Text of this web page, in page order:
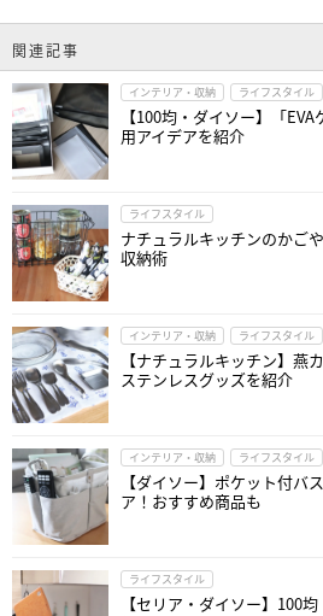
関連記事
インテリア・収納 ライフスタイル
【100均・ダイソー】「
用アイデアを紹介
ライフスタイル
ナチュラルキッチンのかご
収納術
インテリア・収納 ライフスタイル
【ナチュラルキッチン】燕
ステンレスグッズを紹介
インテリア・収納 ライフスタイル
【ダイソー】ポケット付バ
ア！おすすめ商品も
ライフスタイル
【セリア・ダイソー】100